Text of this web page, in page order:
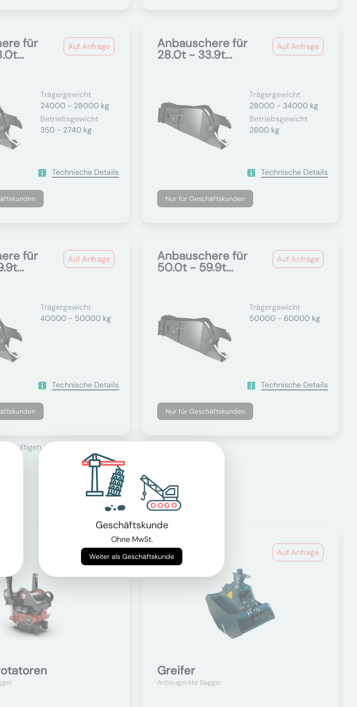
Auf Anfrage
für
Trägergewicht
24000 - 28000 kg
Betriebsgewicht
350 - 2740 kg
Technische Details
Auf Anfrage
Anbauschere für
28.0t - 33.9t...
Trägergewicht
28000 - 34000 kg
Betriebsgewicht
2600 kg
Technische Details
Nur für Geschäftskunden
Auf Anfrage
für
Trägergewicht
40000 - 50000 kg
Technische Details
Auf Anfrage
Anbauschere für
50.0t - 59.9t...
Trägergewicht
50000 - 60000 kg
Technische Details
Nur für Geschäftskunden
gültigen gesetzlichen Mehrwertsteuer.
Auf Anfrage Auf Anfrage
Greifer
Anbaugeräte Bagger
Geschäftskunde
Ohne MwSt.
Weiter als Geschäftskunde